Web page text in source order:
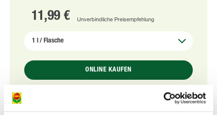
11,99 € Unverbindliche Preisempfehlung
ONLINE KAUFEN